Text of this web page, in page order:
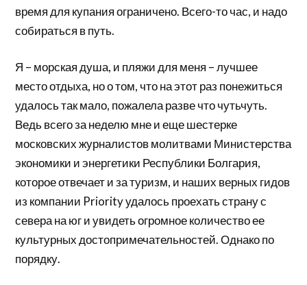
время для купания ограничено. Всего-то час, и надо
собираться в путь.
Я – морская душа, и пляжи для меня – лучшее
место отдыха, но о том, что на этот раз понежиться
удалось так мало, пожалела разве что чутьчуть.
Ведь всего за неделю мне и еще шестерке
московских журналистов молитвами Министерства
экономики и энергетики Республики Болгария,
которое отвечает и за туризм, и наших верных гидов
из компании Priority удалось проехать страну с
севера на юг и увидеть огромное количество ее
культурных достопримечательностей. Однако по
порядку.